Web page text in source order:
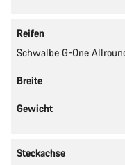
Reifen
Schwalbe G-One
Breite
Gewicht
Steckachse